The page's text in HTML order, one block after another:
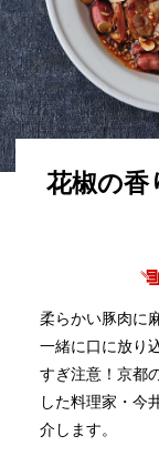
花椒の香
柔らかい豚肉に
一緒に口に放り
すぎ注意！京都
した料理家・今
介します。